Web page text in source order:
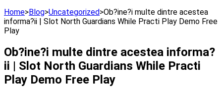
Home>Blog>Uncategorized>Ob?ine?i multe dintre acestea
informa?ii | Slot North Guardians While Practi Play Demo Free
Play
Ob?ine?i multe dintre acestea informa?
ii | Slot North Guardians While Practi
Play Demo Free Play